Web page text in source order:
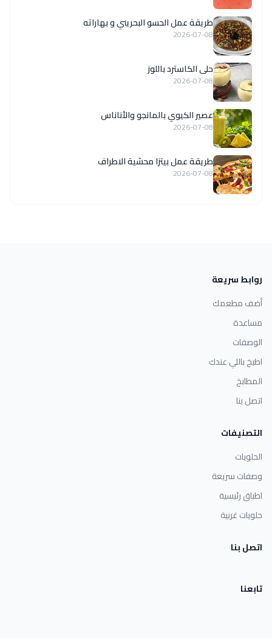
طريقة عمل الحسو البحريني و بهاراته
2026-07-08
حلى الكاسترد باللوز
2026-07-08
عصير الكيوي بالمانجو والأناناس
2026-07-08
طريقة عمل بيتزا محشية الاطراف
2026-07-08
روابط سريعة
أضف مطعمك
مساعدة
الوصفات
اطبخ باللي عندك
المطابخ
اتصل بنا
التصنيفات
الحلويات
وصفات سريعة
اطباق رئيسية
حلويات غربية
اتصل بنا
تابعنا